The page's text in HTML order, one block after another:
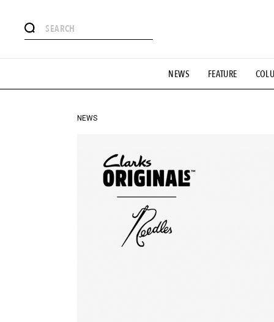
NEWS FEATURE
#憧れの逸品 #ESSENTIAL
#GH 銘品の所以 #フイナムのYouTube #Commune H
#HANDSOME HANDBOOK
NEWS